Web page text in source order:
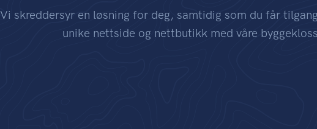
Vi skreddersyr en løsning for deg, samtidig som du får
unike nettside og nettbutikk med våre